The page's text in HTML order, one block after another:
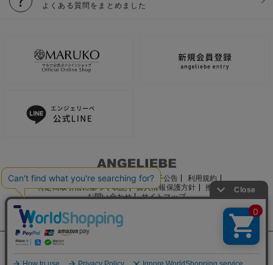
よくある質問をまとめました
ご利用ガイド 会社概要 電子公告
利用規約
特定商取引法に基づく表記
個人情報保護方針
推奨環境
お問い合わせ
サイトマップ
サイト内の文章、画像などの著作物はマルコ株式会社に属します。